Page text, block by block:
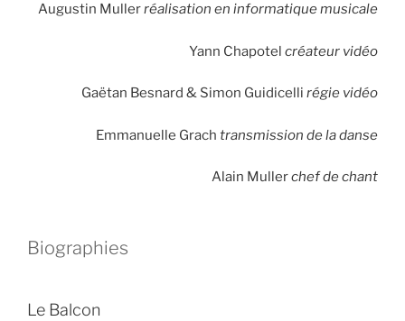
Augustin Mullerréalisation en informatique musicale
Yann Chapotel créateur vidéo
Gaëtan Besnard & Simon Guidicelli régie vidéo
Emmanuelle Grach transmission de la danse
Alain Mullerchef de chant
Biographies
Le Balcon